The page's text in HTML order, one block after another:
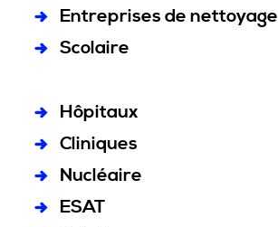
Entreprises de nettoyage
Scolaire
Hôpitaux
Cliniques
Nucléaire
ESAT